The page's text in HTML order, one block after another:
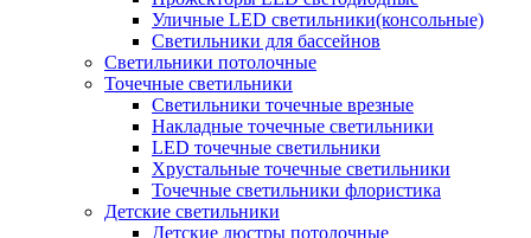
Уличные LED светильники(консольные)
Светильники для бассейнов
Светильники потолочные
Точечные светильники
Светильники точечные врезные
Накладные точечные светильники
LED точечные светильники
Хрустальные точечные светильники
Точечные светильники флористика
Детские светильники
Детские люстры потолочные